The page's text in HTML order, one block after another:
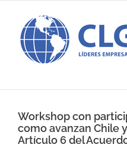
contenido
Workshop con
como avanzan Chile
Artículo 6 del